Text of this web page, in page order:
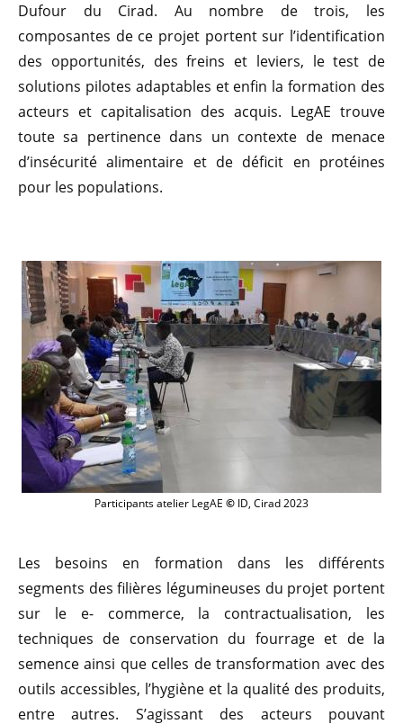
Dufour du Cirad. Au nombre de trois, les
composantes de ce projet portent sur l’identification
des opportunités, des freins et leviers, le test de
solutions pilotes adaptables et enfin la formation des
acteurs et capitalisation des acquis. LegAE trouve
toute sa pertinence dans un contexte de menace
d’insécurité alimentaire et de déficit en protéines
pour les populations.
Participants atelier LegAE © ID, Cirad 2023
Les besoins en formation dans les différents
segments des filières légumineuses du projet portent
sur le e- commerce, la contractualisation, les
techniques de conservation du fourrage et de la
semence ainsi que celles de transformation avec des
outils accessibles, l’hygiène et la qualité des produits,
entre autres. S’agissant des acteurs pouvant